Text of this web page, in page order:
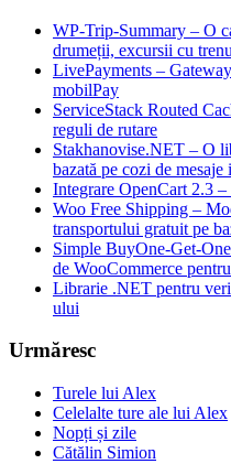
WP-Trip-Summary – O
drumeții, excursii cu
LivePayments –
mobilPay
ServiceStack Routed
reguli de rutare
Stakhanovise.NET – O
bazată pe cozi de
Integrare OpenCart 2.3
Woo Free Shipping –
transportului gratuit pe
Simple BuyOne-Get-
de WooCommerce
Librarie .NET pentru
ului
Urmăresc
Turele lui Alex
Celelalte ture ale lui Alex
Nopți și zile
Cătălin Simion